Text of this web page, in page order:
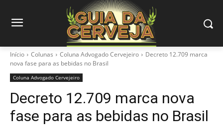
Início Colunas Coluna Advogado Cervejeiro
Decreto 12.709 marca
nova fase para as bebidas no Brasil
Coluna Advogado Cervejeiro
Decreto 12.709 marca nova
fase para as bebidas no Brasil